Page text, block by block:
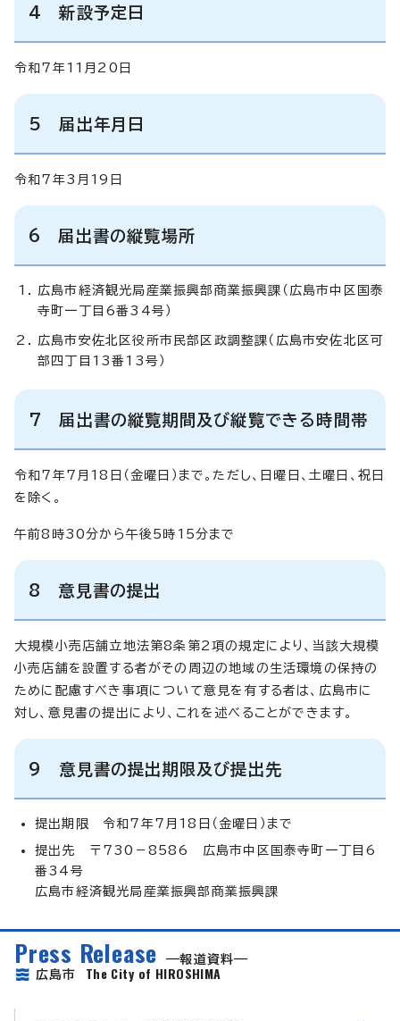
4 新設予定日
令和7年11月20日
5 届出年月日
令和7年3月19日
6 届出書の縦覧場所
広島市経済観光局産業振興部商業振興課（広島市中区国泰
寺町一丁目6番34号）
広島市安佐北区役所市民部区政調整課（広島市安佐北区可
部四丁目13番13号）
7 届出書の縦覧期間及び縦覧できる時間帯
令和7年7月18日（金曜日）まで。ただし、日曜日、土曜日、祝日
を除く。
午前8時30分から午後5時15分まで
8 意見書の提出
大規模小売店舗立地法第8条第2項の規定により、当該大規模
小売店舗を設置する者がその周辺の地域の生活環境の保持の
ために配慮すべき事項について意見を有する者は、広島市に
対し、意見書の提出により、これを述べることができます。
9 意見書の提出期限及び提出先
提出期限 令和7年7月18日（金曜日）まで
提出先 〒730－8586 広島市中区国泰寺町一丁目6
番34号
広島市経済観光局産業振興部商業振興課
Press Release
報道資料
広島市 The City of HIROSHIMA